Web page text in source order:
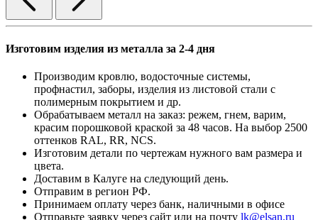
Изготовим изделия из металла за 2-4 дня
Производим кровлю, водосточные системы,
профнастил, заборы, изделия из листовой стали с
полимерным покрытием и др.
Обрабатываем металл на заказ: режем, гнем, варим,
красим порошковой краской за 48 часов. На выбор 2500
оттенков RAL, RR, NCS.
Изготовим детали по чертежам нужного вам размера и
цвета.
Доставим в Калуге на следующий день.
Отправим в регион РФ.
Принимаем оплату через банк, наличными в офисе
Отправьте заявку через сайт или на почту lk@elsan.ru